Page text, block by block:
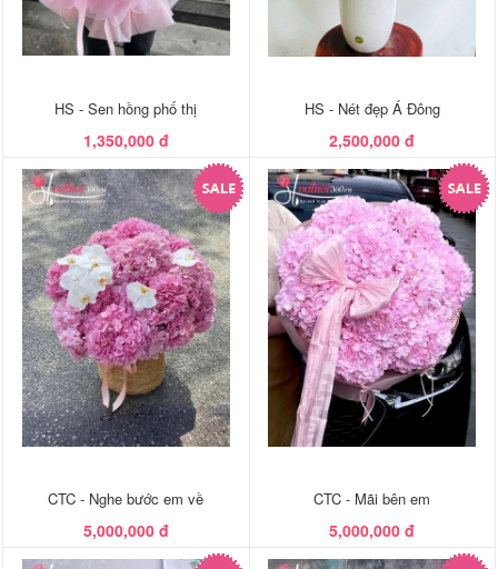
HS - Sen hồng phố thị
1,350,000 đ
HS - Nét đẹp Á Đông
2,500,000 đ
CTC - Nghe bước em về
5,000,000 đ
CTC - Mãi bên em
5,000,000 đ